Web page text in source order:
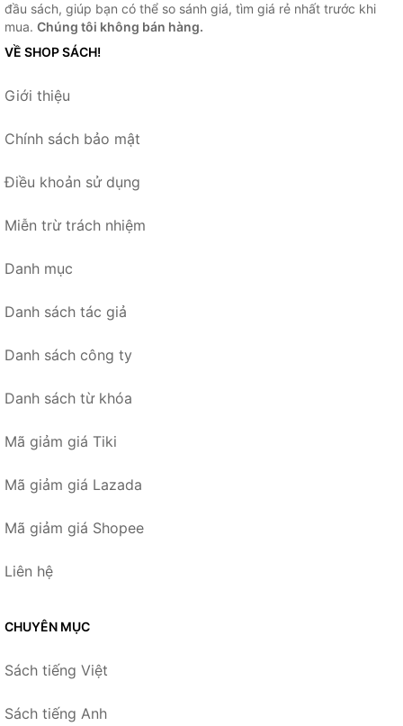
đầu sách, giúp bạn có thể so sánh giá, tìm giá rẻ nhất trước khi
mua. Chúng tôi không bán hàng.
VỀ SHOP SÁCH!
Giới thiệu
Chính sách bảo mật
Điều khoản sử dụng
Miễn trừ trách nhiệm
Danh mục
Danh sách tác giả
Danh sách công ty
Danh sách từ khóa
Mã giảm giá Tiki
Mã giảm giá Lazada
Mã giảm giá Shopee
Liên hệ
CHUYÊN MỤC
Sách tiếng Việt
Sách tiếng Anh